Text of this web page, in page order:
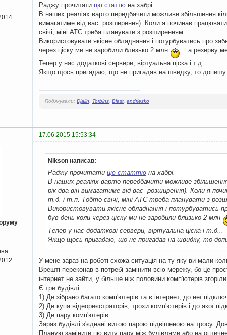
Раджу прочитати цю статтю на хабрі.
В наших реаліях варто передбачити можливе збільшення
вимагатиме від вас розширення). Коли я починав
свічі, міні АТС треба планувати з розширенням.
Використовувати якісне обладнання і потурбуватись про
через ціску ми не заробили близько 2 млн
... а резерву
Тепер у нас додаткові сервери, віртуальна ціска і т.д...
Якщо щось пригадаю, що не пригадав на швидку, то допишу.
Подякували: Djalin Torbins Blast andriesko
17.06.2015 15:53:34
Nikson написав:
Раджу прочитати цю статтю на хабрі.
В наших реаліях варто передбачити можливе
рік два він вимагатиме від вас розширення). Коли я
т.д. і т.п. Тобто свічі, міні АТС треба планувати з
Використовувати якісне обладнання і потурбуватись
був день коли через ціску ми не заробили близько 2 млн
Тепер у нас додаткові сервери, віртуальна ціска і т.д...
Якщо щось пригадаю, що не пригадав на швидку, то
У мене зараз на роботі схожа ситуація на ту яку ви мали
Врешті переконав в потребі замінити всю мережу, бо це
інтернет не зайти, у більше ніж половини комп'ютерів згоріли
Є три будівлі:
1) Де зібрано багато комп'ютерів та є інтернет, до неї
2) Де купа відеореєстраторів, трохи комп'ютерів і до якої
3) Де пару комп'ютерів.
Зараз будівлі з'єднані витою парою підвішеною на тросу.
Планую замінити цю виту пару між будівлями або на